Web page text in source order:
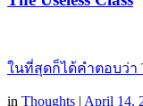
ในที่สุดก็ได้คำตอบว่า
in Thoughts | April 14,